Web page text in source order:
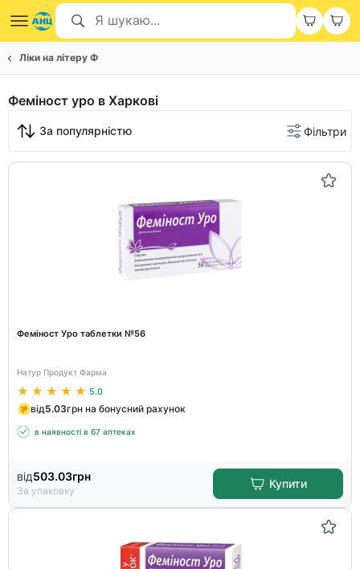
Ліки на літеру Ф
Феміност уро в Харкові
За популярністю Фільтри
Феміност Уро таблетки №56
Натур Продукт Фарма
5.0
від5.03грн на бонусний рахунок
в наявності в 67 аптеках
від503.03грн
За упаковку
Купити